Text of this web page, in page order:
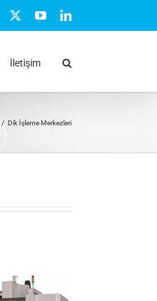
Facebook YouTubeLinkedIn
İletişim
Dik İşleme Merkezleri